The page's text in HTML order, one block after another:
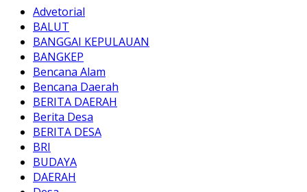
Advetorial
BALUT
BANGGAI KEPULAUAN
BANGKEP
Bencana Alam
Bencana Daerah
BERITA DAERAH
Berita Desa
BERITA DESA
BRI
BUDAYA
DAERAH